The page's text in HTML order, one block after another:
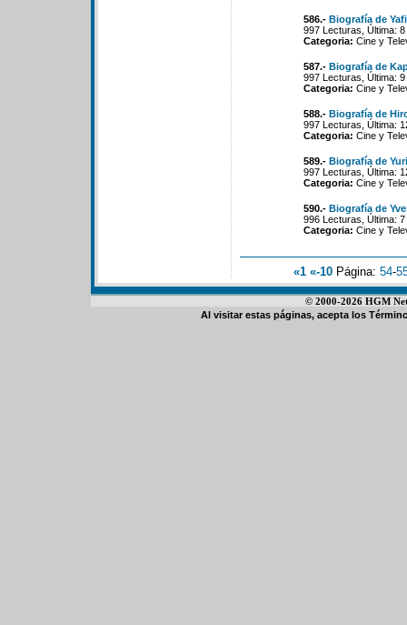
586.- Biografía de
997 Lecturas, Última:
Categoria: Cine y
587.- Biografía de
997 Lecturas, Última:
Categoria: Cine y
588.- Biografía de
997 Lecturas, Última:
Categoria: Cine y
589.- Biografía de
997 Lecturas, Última:
Categoria: Cine y
590.- Biografía de
996 Lecturas, Última:
Categoria: Cine y
«1 «-10 Página: 54-
© 2000-2026 HGM
Al visitar estas páginas, acepta los